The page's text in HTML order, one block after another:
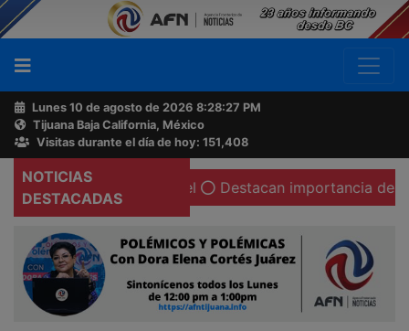
Lunes 10 de agosto de 2026 8:28:28 PM
Tijuana Baja California, México
Visitas durante el día de hoy: 151,408
NOTICIAS
DESTACADAS
y Juan Luis Curiel Destacan importancia de la
Buscador
Acerca
de
AFN
Ventas